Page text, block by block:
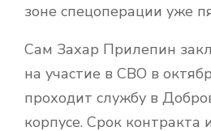
зоне спецоперации уже
Сам Захар Прилепин
на участие в СВО в
проходит службу в
корпусе. Срок контракта